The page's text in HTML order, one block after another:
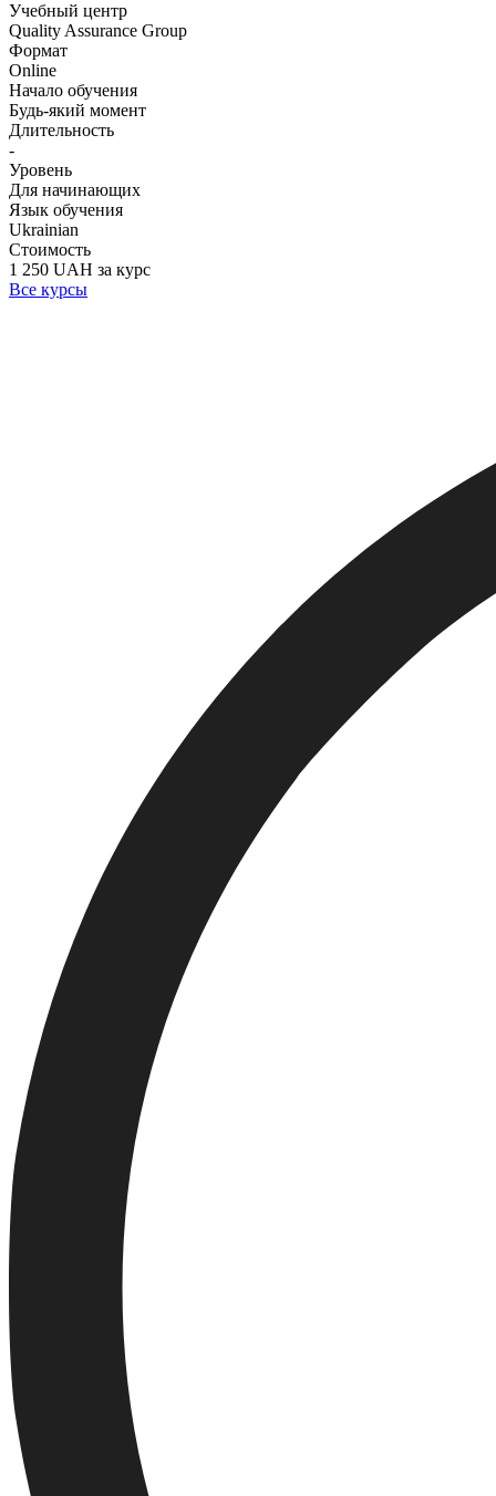
Учебный центр
Quality Assurance Group
Формат
Online
Начало обучения
Будь-який момент
Длительность
-
Уровень
Для начинающих
Язык обучения
Ukrainian
Стоимость
1 250 UAH за курс
Все курсы